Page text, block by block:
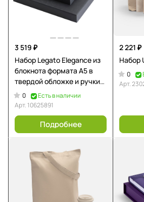
3 519 ₽
Набор Legato Elegance из
блокнота формата А5 в
твердой обложке и ручки-
роллера, черный/белый
0
Есть в наличии
Арт. 10625891
Подробнее
2 221 ₽
Набор
0
Арт.